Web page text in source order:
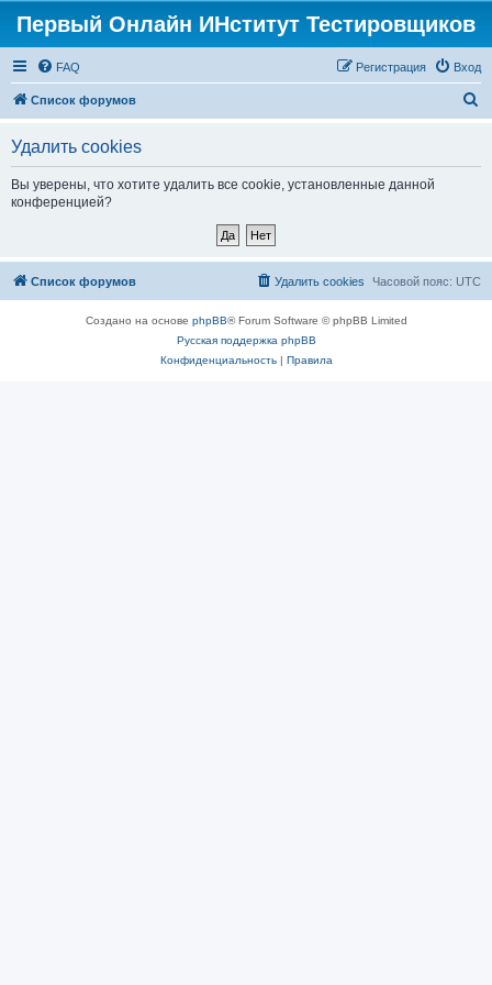
Первый Онлайн ИНститут Тестировщиков
FAQ Вход
Регистрация
Список форумов
Удалить cookies
Вы уверены, что хотите удалить все cookie, установленные данной
конференцией?
Список форумов Часовой пояс: UTC
Удалить cookies
Создано на основе phpBB® Forum Software © phpBB Limited
Русская поддержка phpBB
Конфиденциальность| Правила